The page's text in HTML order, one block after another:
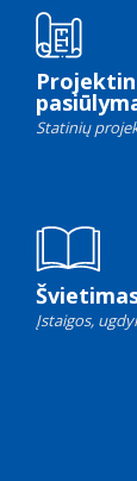
Statinių
Įstaigos,